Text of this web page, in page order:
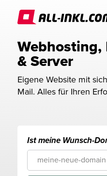
Webhosting,
& Server
Eigene Website mit
Mail. Alles für Ihren
Ist meine Wunsch-